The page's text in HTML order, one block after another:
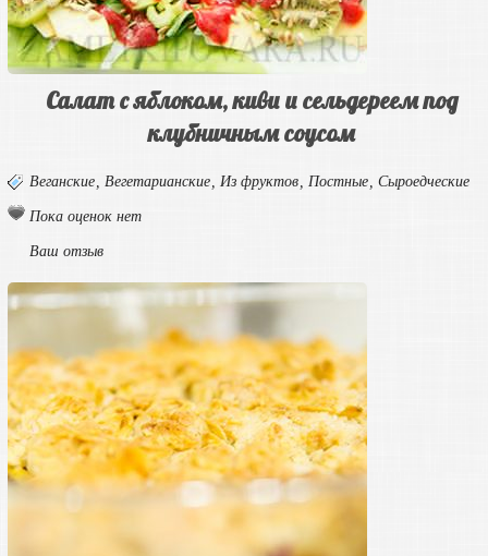
Салат с яблоком, киви и сельдереем под
клубничным соусом
Веганские Вегетарианские Из фруктов Постные Сыроедческие
Пока оценок нет
Ваш отзыв